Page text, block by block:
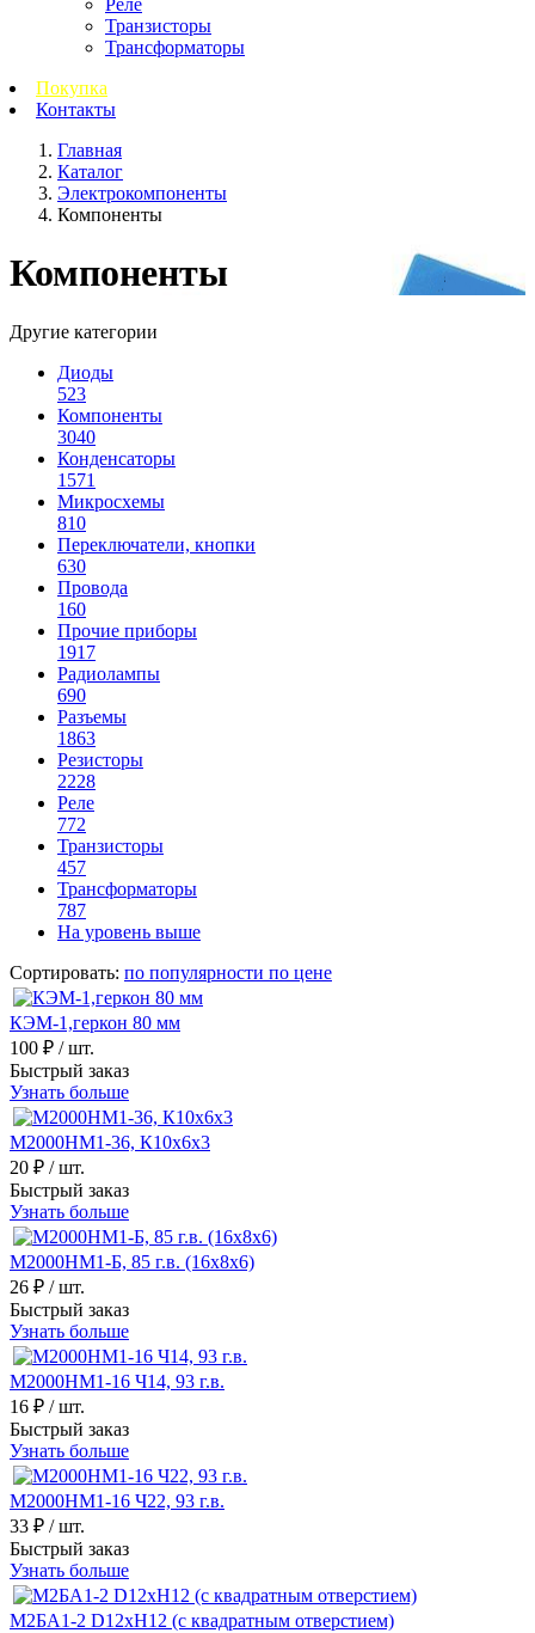
Реле
Транзисторы
Трансформаторы
Покупка
Контакты
Главная
Каталог
Электрокомпоненты
Компоненты
Компоненты
Другие категории
Диоды
523
Компоненты
3040
Конденсаторы
1571
Микросхемы
810
Переключатели, кнопки
630
Провода
160
Прочие приборы
1917
Радиолампы
690
Разъемы
1863
Резисторы
2228
Реле
772
Транзисторы
457
Трансформаторы
787
На уровень выше
Сортировать: по популярности по цене
КЭМ-1,геркон 80 мм
100 ₽ / шт.
Быстрый заказ
Узнать больше
М2000НМ1-36, К10х6х3
20 ₽ / шт.
Быстрый заказ
Узнать больше
М2000НМ1-Б, 85 г.в. (16х8х6)
26 ₽ / шт.
Быстрый заказ
Узнать больше
М2000НМ1-16 Ч14, 93 г.в.
16 ₽ / шт.
Быстрый заказ
Узнать больше
М2000НМ1-16 Ч22, 93 г.в.
33 ₽ / шт.
Быстрый заказ
Узнать больше
М2БА1-2 D12хH12 (с квадратным отверстием)